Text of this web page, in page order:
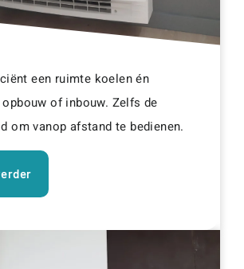
een ruimte koelen én
of inbouw. Zelfs de
om vanop afstand te bedienen.